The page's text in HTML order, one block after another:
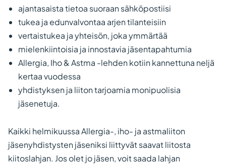
ajantasaista tietoa suoraan sähköpostiisi
tukea ja edunvalvontaa arjen tilanteisiin
vertaistukea ja yhteisön, joka ymmärtää
mielenkiintoisia ja innostavia jäsentapahtumia
Allergia, Iho & Astma -lehden kotiin kannettuna neljä
kertaa vuodessa
yhdistyksen ja liiton tarjoamia monipuolisia
jäsenetuja.
Kaikki helmikuussa Allergia-, iho- ja astmaliiton
jäsenyhdistysten jäseniksi liittyvät saavat liitosta
kiitoslahjan. Jos olet jo jäsen, voit saada lahjan